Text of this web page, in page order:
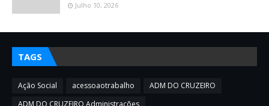
Julho 10, 2026
TAGS
Ação Social acessoaotrabalho
ADM DO CRUZEIRO
ADM DO CRUZEIRO,Administrações